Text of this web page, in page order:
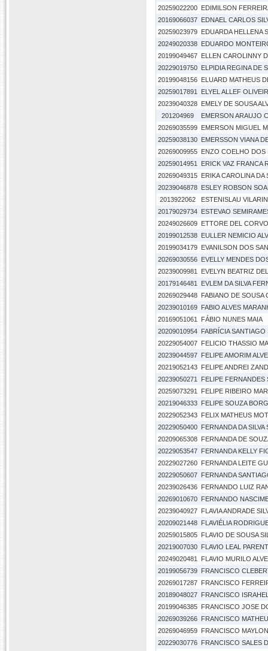
20259022200 EDIMILSON
20169066037 EDNAEL CARLOS
20259023979 EDUARDA HELLENA
20249020338 EDUARDO
20199049467 ELLEN CAROLINNY
20229019750 ELPIDIA REGINA DE
20199048156 ELUARD MATHEUS
20259017891
ELYEL ALLEF
20239040328 EMELY DE SOUSA
201204969
EMERSON ARAUJO
20269035599 EMERSON MIGUEL
20259038130 EMERSSON VIANA
20269009955 ENZO COELHO DOS
20259014951
ERICK VAZ FRANCA
20269049315 ERIKA CAROLINA DA
20239046878 ESLEY ROBSON
2013922062
ESTENISLAU
20179029734 ESTEVAO
20249026609 ETTORE DEL CORVO
20199012538 EULLER NEMICIO
20199034179 EVANILSON DOS
20269030556 EVELLY MENDES
20239009981
EVELYN BEATRIZ
20179146481
EVLEM DA SILVA
20269029448 FABIANO DE SOUSA
20239010169 FABIO ALVES
20169051061
FÁBIO NUNES MAIA
20209010954 FABRÍCIA
20229054007 FELICIO THASSIO
20239044597 FELIPE AMORIM
20219052143 FELIPE ANDREI
20239050271
FELIPE FERNANDES
20259073291
FELIPE RIBEIRO
20219046333 FELIPE SOUZA
20229052343 FELIX MATHEUS
20229050400 FERNANDA DA SILVA
20209065308 FERNANDA DE
20229053547 FERNANDA KELLY
20229027260 FERNANDA LEITE
20229050607 FERNANDA
20239026436 FERNANDO LUIZ
20269010670 FERNANDO
20239040927 FLAVIA ANDRADE
20209021448 FLAVIÉLIA
20259015805 FLAVIO DE SOUSA
20219007030 FLAVIO LEAL
20249020481
FLAVIO MURILO
20199056739 FRANCISCO
20269017287 FRANCISCO
20189048027 FRANCISCO
20199046385 FRANCISCO JOSE
20269039266 FRANCISCO
20269046959 FRANCISCO
20229030776 FRANCISCO SALES